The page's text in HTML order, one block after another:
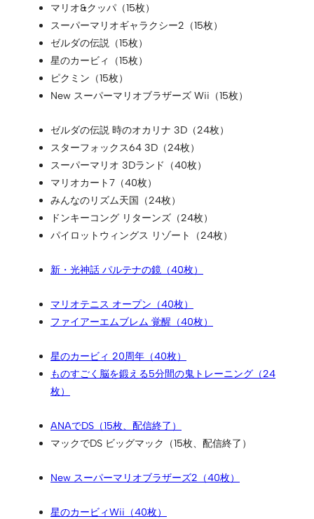
マリオ&クッパ（15枚）
スーパーマリオギャラクシー2（15枚）
ゼルダの伝説（15枚）
星のカービィ（15枚）
ピクミン（15枚）
New スーパーマリオブラザーズ Wii（15枚）
ゼルダの伝説 時のオカリナ 3D（24枚）
スターフォックス64 3D（24枚）
スーパーマリオ 3Dランド（40枚）
マリオカート7（40枚）
みんなのリズム天国（24枚）
ドンキーコング リターンズ（24枚）
パイロットウィングス リゾート（24枚）
新・光神話 パルテナの鏡（40枚）
マリオテニス オープン（40枚）
ファイアーエムブレム 覚醒（40枚）
星のカービィ 20周年（40枚）
ものすごく脳を鍛える5分間の鬼トレーニング（24
枚）
ANAでDS（15枚、配信終了）
マックでDS ビッグマック（15枚、配信終了）
New スーパーマリオブラザーズ2（40枚）
星のカービィWii（40枚）